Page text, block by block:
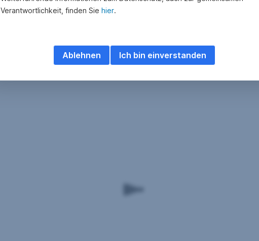
Verantwortlichkeit, finden Sie hier.
Ich bin einverstanden
Ablehnen